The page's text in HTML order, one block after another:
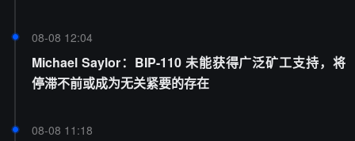
08-08 12:04
Michael Saylor：BIP-110 未能获得广泛矿工支持，将
停滞不前或成为无关紧要的存在
08-08 11:18